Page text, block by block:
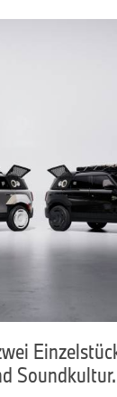
Soundkultur.